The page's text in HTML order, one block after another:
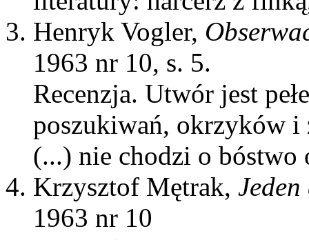
Henryk Vogler,
1963 nr 10, s. 5.
Recenzja. Utwór jest
poszukiwań, okrzyków i
(...) nie chodzi o bóstwo
Krzysztof Mętrak,
1963 nr 10